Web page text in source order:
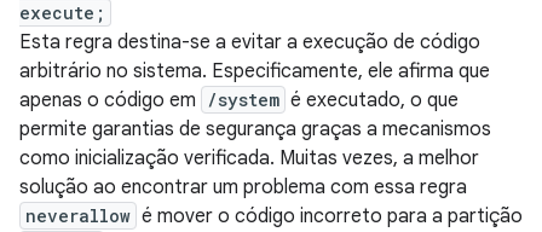
execute;
Esta regra destina-se a evitar a execução de código
arbitrário no sistema. Especificamente, ele afirma que
apenas o código em
/system é executado, o que
permite garantias de segurança graças a mecanismos
como inicialização verificada. Muitas vezes, a melhor
solução ao encontrar um problema com essa regra
neverallow é mover o código incorreto para a partição